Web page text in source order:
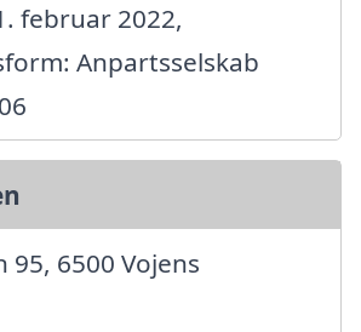
februar 2022,
Anpartsselskab
95, 6500 Vojens